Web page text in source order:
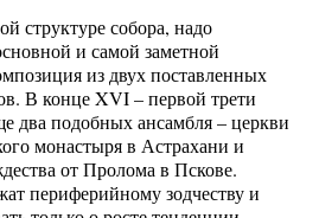
структуре собора, надо
и самой заметной
из двух поставленных
В конце XVI – первой трети
два подобных ансамбля – церкви
монастыря в Астрахани и
от Пролома в Пскове.
периферийному зодчеству и